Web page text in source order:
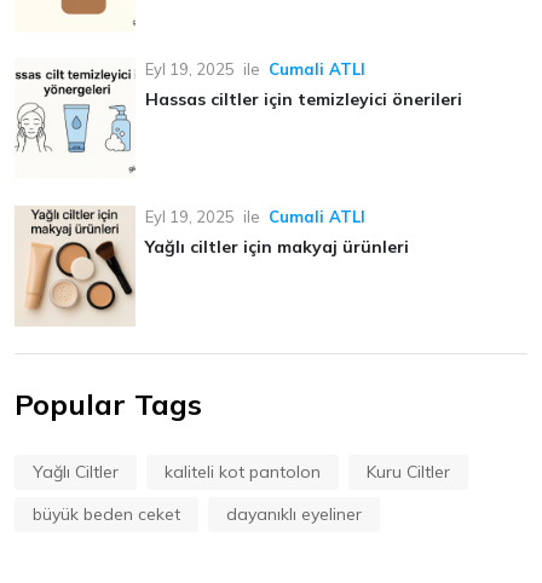
Eyl 19, 2025 ile Cumali ATLI
Hassas ciltler için temizleyici önerileri
Eyl 19, 2025 ile Cumali ATLI
Yağlı ciltler için makyaj ürünleri
Popular Tags
Yağlı Ciltler kaliteli kot pantolon
Kuru Ciltler
büyük beden ceket
dayanıklı eyeliner